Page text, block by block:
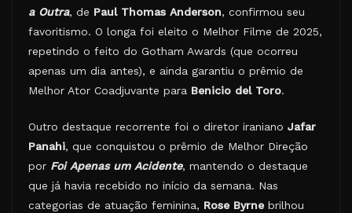
a Outra, de Paul Thomas Anderson, confirmou seu
favoritismo. O longa foi eleito o Melhor Filme de 2025,
repetindo o feito do Gotham Awards (que ocorreu
apenas um dia antes), e ainda garantiu o prêmio de
Melhor Ator Coadjuvante para Benicio del Toro.
Outro destaque recorrente foi o diretor iraniano Jafar
Panahi, que conquistou o prêmio de Melhor Direção
por Foi Apenas um Acidente, mantendo o destaque
que já havia recebido no início da semana. Nas
categorias de atuação feminina, Rose Byrne brilhou